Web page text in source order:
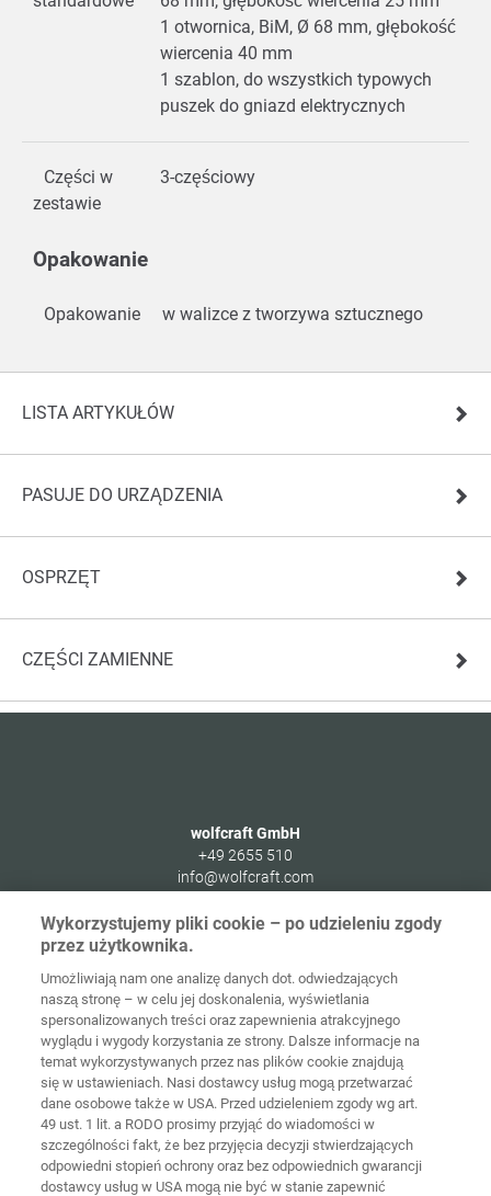
1 otwornica, BiM, Ø 68 mm, głębokość
wiercenia 40 mm
1 szablon, do wszystkich typowych
puszek do gniazd elektrycznych
Części w
zestawie
3-częściowy
Opakowanie
Opakowanie w walizce z tworzywa sztucznego
LISTA ARTYKUŁÓW
PASUJE DO URZĄDZENIA
OSPRZĘT
CZĘŚCI ZAMIENNE
wolfcraft GmbH
+49 2655 510
info@wolfcraft.com
56746Kempenich
Strona
główna Kontakt Nota prawna
Ochrona
danych
Ogólne
warunki
handlowe
Polityka
cookie Logowanie
Wykorzystujemy pliki cookie – po udzieleniu zgody
przez użytkownika.
Umożliwiają nam one analizę danych dot. odwiedzających
naszą stronę – w celu jej doskonalenia, wyświetlania
spersonalizowanych treści oraz zapewnienia atrakcyjnego
wyglądu i wygody korzystania ze strony. Dalsze informacje na
temat wykorzystywanych przez nas plików cookie znajdują
się w ustawieniach. Nasi dostawcy usług mogą przetwarzać
dane osobowe także w USA. Przed udzieleniem zgody wg art.
49 ust. 1 lit. a RODO prosimy przyjąć do wiadomości w
szczególności fakt, że bez przyjęcia decyzji stwierdzających
odpowiedni stopień ochrony oraz bez odpowiednich gwarancji
dostawcy usług w USA mogą nie być w stanie zapewnić